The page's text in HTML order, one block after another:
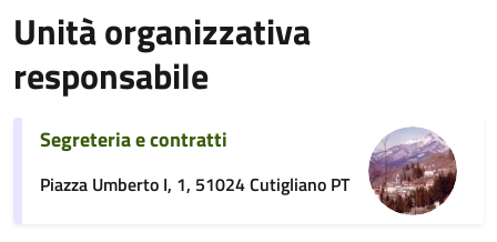
Unità organizzativa
responsabile
Segreteria e contratti
Piazza Umberto I, 1, 51024 Cutigliano PT